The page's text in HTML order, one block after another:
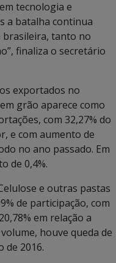
tecnologia e
a batalha continua
brasileira, tanto no
finaliza o secretário
exportados no
grão aparece como
com 32,27% do
e com aumento de
no ano passado. Em
de 0,4%.
e outras pastas
de participação, com
em relação a
houve queda de
de 2016.